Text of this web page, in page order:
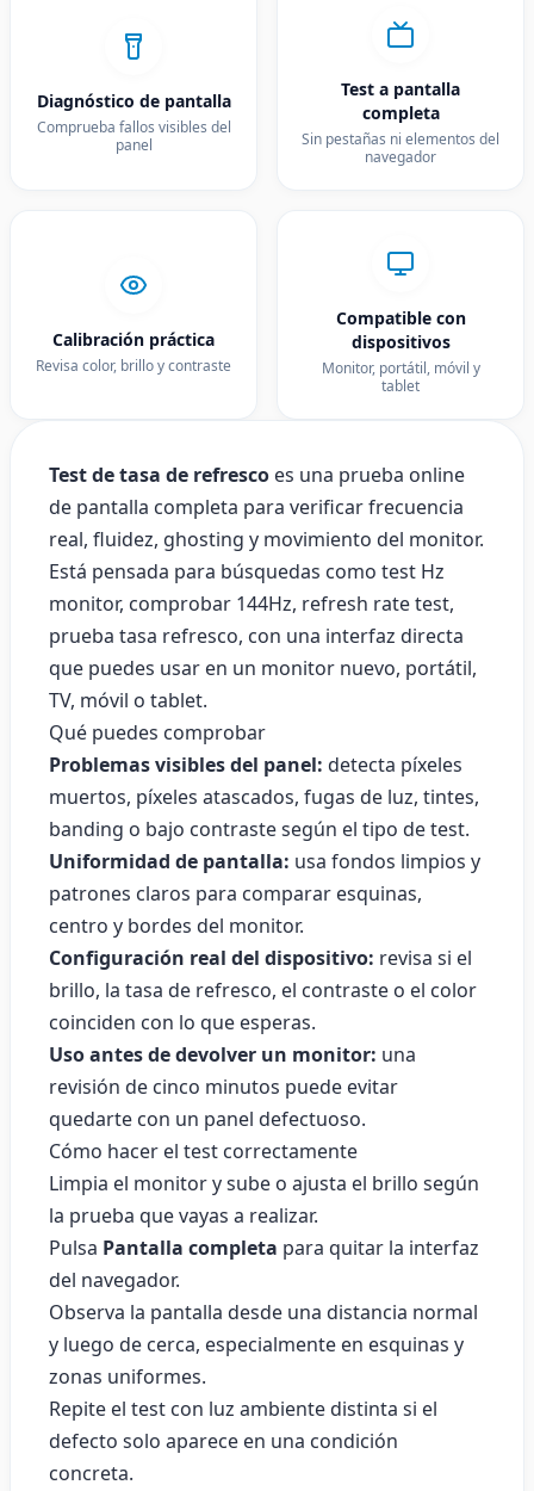
Tips:
• Ensure your monitor is set to its highest refresh
display settings
• Disable V-Sync in browser for accurate results
• Full screen mode works best
Start Test
Diagnóstico de pantalla
Comprueba fallos visibles del
panel
Test a pantalla
completa
Sin pestañas ni elementos del
navegador
Calibración práctica
Revisa color, brillo y contraste
Compatible con
dispositivos
Monitor, portátil, móvil y
tablet
Test de tasa de refresco es una prueba online
de pantalla completa para verificar frecuencia
real, fluidez, ghosting y movimiento del monitor.
Está pensada para búsquedas como test Hz
monitor, comprobar 144Hz, refresh rate test,
prueba tasa refresco, con una interfaz directa
que puedes usar en un monitor nuevo, portátil,
TV, móvil o tablet.
Qué puedes comprobar
Problemas visibles del panel: detecta píxeles
muertos, píxeles atascados, fugas de luz, tintes,
banding o bajo contraste según el tipo de test.
Uniformidad de pantalla: usa fondos limpios y
patrones claros para comparar esquinas,
centro y bordes del monitor.
Configuración real del dispositivo: revisa si el
brillo, la tasa de refresco, el contraste o el color
coinciden con lo que esperas.
Uso antes de devolver un monitor: una
revisión de cinco minutos puede evitar
quedarte con un panel defectuoso.
Cómo hacer el test correctamente
Limpia el monitor y sube o ajusta el brillo según
la prueba que vayas a realizar.
Pulsa Pantalla completa para quitar la interfaz
del navegador.
Observa la pantalla desde una distancia normal
y luego de cerca, especialmente en esquinas y
zonas uniformes.
Repite el test con luz ambiente distinta si el
defecto solo aparece en una condición
concreta.